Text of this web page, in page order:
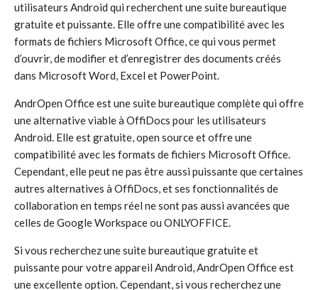
utilisateurs Android qui recherchent une suite bureautique
gratuite et puissante. Elle offre une compatibilité avec les
formats de fichiers Microsoft Office, ce qui vous permet
d’ouvrir, de modifier et d’enregistrer des documents créés
dans Microsoft Word, Excel et PowerPoint.
AndrOpen Office est une suite bureautique complète qui offre
une alternative viable à OffiDocs pour les utilisateurs
Android. Elle est gratuite, open source et offre une
compatibilité avec les formats de fichiers Microsoft Office.
Cependant, elle peut ne pas être aussi puissante que certaines
autres alternatives à OffiDocs, et ses fonctionnalités de
collaboration en temps réel ne sont pas aussi avancées que
celles de Google Workspace ou ONLYOFFICE.
Si vous recherchez une suite bureautique gratuite et
puissante pour votre appareil Android, AndrOpen Office est
une excellente option. Cependant, si vous recherchez une